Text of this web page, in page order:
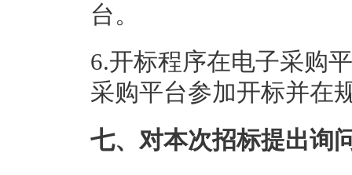
台。
6.开标程序在电子采购
采购平台参加开标并在
七、对本次招标提出询